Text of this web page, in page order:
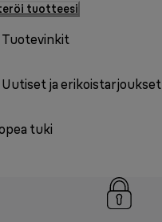
tuotteesi
ja erikoistarjoukset
tuki